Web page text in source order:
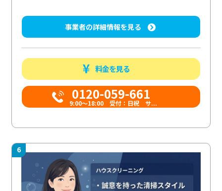
事業者の詳細情報を見る
料金を見る
0120-059-661
9:00〜18:00 受付：日祝 サ...
6